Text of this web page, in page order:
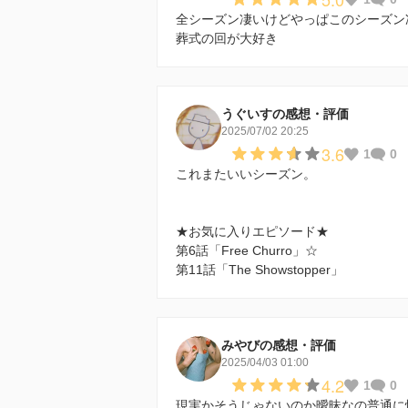
全シーズン凄いけどやっぱこのシーズ
葬式の回が大好き
うぐいすの感想・評価
2025/07/02 20:25
3.6 1
0
これまたいいシーズン。
★お気に入りエピソード★
第6話「Free Churro」☆
第11話「The Showstopper」
みやびの感想・評価
2025/04/03 01:00
4.2 1
0